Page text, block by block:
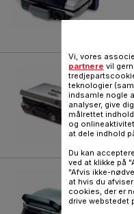
Vi, vores
partnere vil
teknologier
indsamle nogle
analyser, give
målrettet
og
at dele indhold
Du kan
ved at klikke på
"Afvis ikke-
at hvis du
cookies, der er
drive webstedet